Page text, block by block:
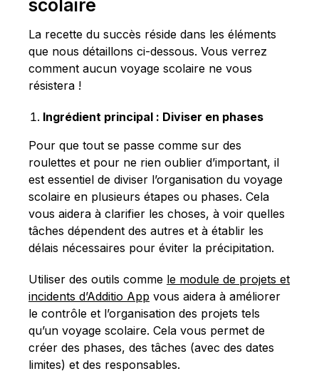
scolaire
La recette du succès réside dans les éléments
que nous détaillons ci-dessous. Vous verrez
comment aucun voyage scolaire ne vous
résistera !
Ingrédient principal : Diviser en phases
Pour que tout se passe comme sur des
roulettes et pour ne rien oublier d’important, il
est essentiel de diviser l’organisation du voyage
scolaire en plusieurs étapes ou phases. Cela
vous aidera à clarifier les choses, à voir quelles
tâches dépendent des autres et à établir les
délais nécessaires pour éviter la précipitation.
Utiliser des outils comme le module de projets et
incidents d’Additio App vous aidera à améliorer
le contrôle et l’organisation des projets tels
qu’un voyage scolaire. Cela vous permet de
créer des phases, des tâches (avec des dates
limites) et des responsables.